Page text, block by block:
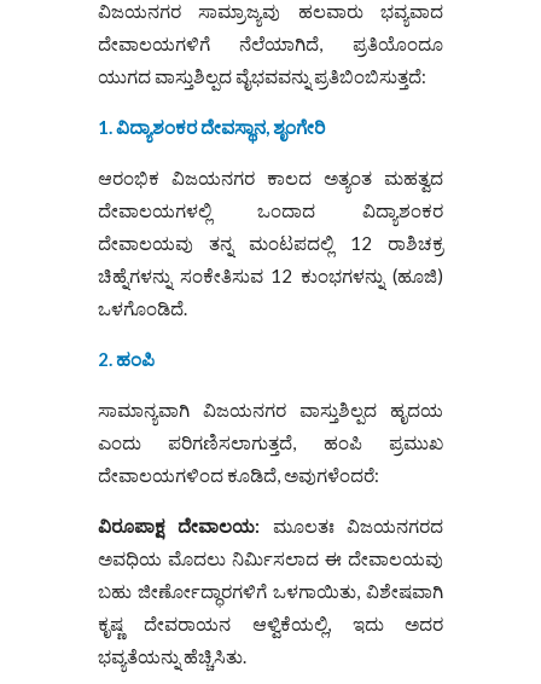
ವಿಜಯನಗರ ಸಾಮ್ರಾಜ್ಯವು ಹಲವಾರು ಭವ್ಯವಾದ
ದೇವಾಲಯಗಳಿಗೆ ನೆಲೆಯಾಗಿದೆ, ಪ್ರತಿಯೊಂದೂ
ಯುಗದ ವಾಸ್ತುಶಿಲ್ಪದ ವೈಭವವನ್ನು ಪ್ರತಿಬಿಂಬಿಸುತ್ತದೆ:
1. ವಿದ್ಯಾಶಂಕರ ದೇವಸ್ಥಾನ, ಶೃಂಗೇರಿ
ಆರಂಭಿಕ ವಿಜಯನಗರ ಕಾಲದ ಅತ್ಯಂತ ಮಹತ್ವದ
ದೇವಾಲಯಗಳಲ್ಲಿ ಒಂದಾದ ವಿದ್ಯಾಶಂಕರ
ದೇವಾಲಯವು ತನ್ನ ಮಂಟಪದಲ್ಲಿ 12 ರಾಶಿಚಕ್ರ
ಚಿಹ್ನೆಗಳನ್ನು ಸಂಕೇತಿಸುವ 12 ಕುಂಭಗಳನ್ನು (ಹೂಜಿ)
ಒಳಗೊಂಡಿದೆ.
2. ಹಂಪಿ
ಸಾಮಾನ್ಯವಾಗಿ ವಿಜಯನಗರ ವಾಸ್ತುಶಿಲ್ಪದ ಹೃದಯ
ಎಂದು ಪರಿಗಣಿಸಲಾಗುತ್ತದೆ, ಹಂಪಿ ಪ್ರಮುಖ
ದೇವಾಲಯಗಳಿಂದ ಕೂಡಿದೆ, ಅವುಗಳೆಂದರೆ:
ವಿರೂಪಾಕ್ಷ ದೇವಾಲಯ: ಮೂಲತಃ ವಿಜಯನಗರದ
ಅವಧಿಯ ಮೊದಲು ನಿರ್ಮಿಸಲಾದ ಈ ದೇವಾಲಯವು
ಬಹು ಜೀರ್ಣೋದ್ಧಾರಗಳಿಗೆ ಒಳಗಾಯಿತು, ವಿಶೇಷವಾಗಿ
ಕೃಷ್ಣ ದೇವರಾಯನ ಆಳ್ವಿಕೆಯಲ್ಲಿ, ಇದು ಅದರ
ಭವ್ಯತೆಯನ್ನು ಹೆಚ್ಚಿಸಿತು.